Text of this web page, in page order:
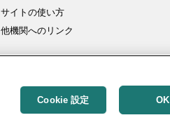
サイトの使い方
他機関へのリンク
Cookie 設定 OK